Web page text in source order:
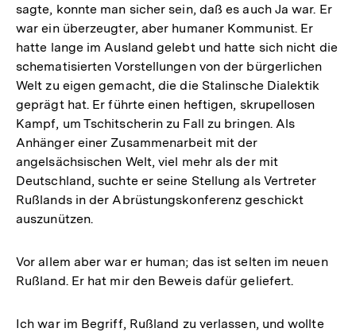
sagte, konnte man sicher sein, daß es auch Ja war. Er
war ein überzeugter, aber humaner Kommunist. Er
hatte lange im Ausland gelebt und hatte sich nicht die
schematisierten Vorstellungen von der bürgerlichen
Welt zu eigen gemacht, die die Stalinsche Dialektik
geprägt hat. Er führte einen heftigen, skrupellosen
Kampf, um Tschitscherin zu Fall zu bringen. Als
Anhänger einer Zusammenarbeit mit der
angelsächsischen Welt, viel mehr als der mit
Deutschland, suchte er seine Stellung als Vertreter
Rußlands in der Abrüstungskonferenz geschickt
auszunützen.
Vor allem aber war er human; das ist selten im neuen
Rußland. Er hat mir den Beweis dafür geliefert.
Ich war im Begriff, Rußland zu verlassen, und wollte